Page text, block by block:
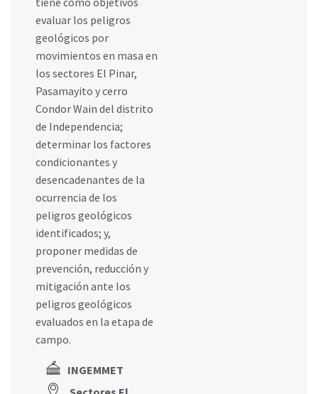
evaluar los peligros
geológicos por
movimientos en masa en
los sectores El Pinar,
Pasamayito y cerro
Condor Wain del distrito
de Independencia;
determinar los factores
condicionantes y
desencadenantes de la
ocurrencia de los
peligros geológicos
identificados; y,
proponer medidas de
prevención, reducción y
mitigación ante los
peligros geológicos
evaluados en la etapa de
campo.
INGEMMET